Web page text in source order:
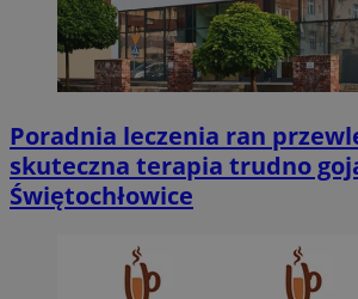
Poradnia leczenia ran
skuteczna terapia trudno
Świętochłowice